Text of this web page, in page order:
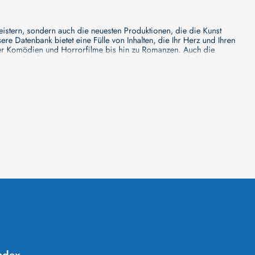
sondern auch die neuesten Produktionen, die die Kunst
Datenbank bietet eine Fülle von Inhalten, die Ihr Herz und Ihren
Komödien und Horrorfilme bis hin zu Romanzen. Auch die
Plattform mehr ist als nur ein Ort, an dem man beliebte
Mainstream-Medien oft nicht gewürdigt werden. Aus diesem
gemütlichen Kinos erleben möchten, in unserer
informieren, Ihren Lieblingssaal auszuwählen, die aktuellen
Blockbuster zeigt und welches sich auf die Vorführung von
Mit cinetixx Filme können Sie Ihren Kinobesuch ganz